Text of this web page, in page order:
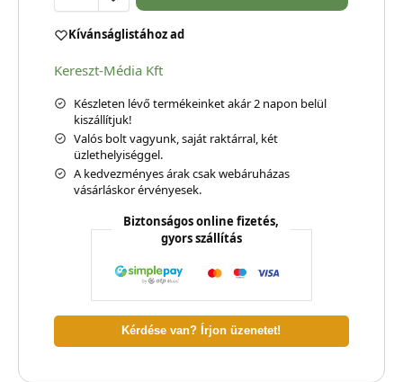
Kívánságlistához ad
Kereszt-Média Kft
Készleten lévő termékeinket akár 2 napon belül
kiszállítjuk!
Valós bolt vagyunk, saját raktárral, két
üzlethelyiséggel.
A kedvezményes árak csak webáruházas
vásárláskor érvényesek.
Biztonságos online fizetés,
gyors szállítás
Kérdése van? Írjon üzenetet!